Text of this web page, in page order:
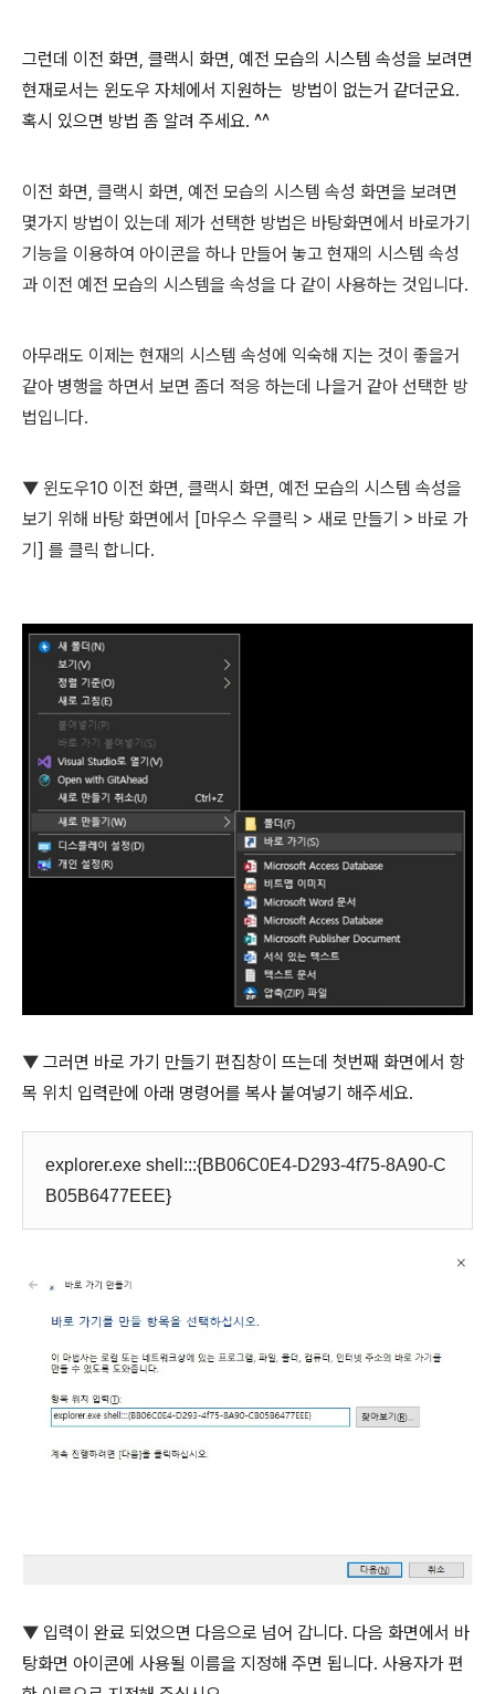
그런데 이전 화면, 클랙시 화면, 예전 모습의 시스템 속성을 보려면
현재로서는 윈도우 자체에서 지원하는 방법이 없는거 같더군요.
혹시 있으면 방법 좀 알려 주세요. ^^
이전 화면, 클랙시 화면, 예전 모습의 시스템 속성 화면을 보려면
몇가지 방법이 있는데 제가 선택한 방법은 바탕화면에서 바로가기
기능을 이용하여 아이콘을 하나 만들어 놓고 현재의 시스템 속성
과 이전 예전 모습의 시스템을 속성을 다 같이 사용하는 것입니다.
아무래도 이제는 현재의 시스템 속성에 익숙해 지는 것이 좋을거
같아 병행을 하면서 보면 좀더 적응 하는데 나을거 같아 선택한 방
법입니다.
▼ 윈도우10 이전 화면, 클랙시 화면, 예전 모습의 시스템 속성을
보기 위해 바탕 화면에서 [마우스 우클릭 > 새로 만들기 > 바로 가
기] 를 클릭 합니다.
▼ 그러면 바로 가기 만들기 편집창이 뜨는데 첫번째 화면에서 항
목 위치 입력란에 아래 명령어를 복사 붙여넣기 해주세요.
explorer.exe shell:::{BB06C0E4-D293-4f75-8A90-C
B05B6477EEE}
▼ 입력이 완료 되었으면 다음으로 넘어 갑니다. 다음 화면에서 바
탕화면 아이콘에 사용될 이름을 지정해 주면 됩니다. 사용자가 편